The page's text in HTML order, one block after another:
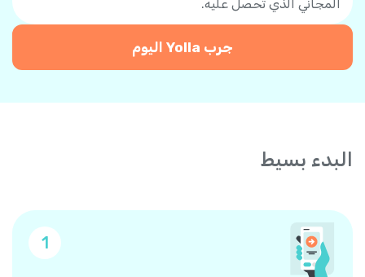
المجاني الذي تحصل عليه.
جرب Yolla اليوم
البدء بسيط
1